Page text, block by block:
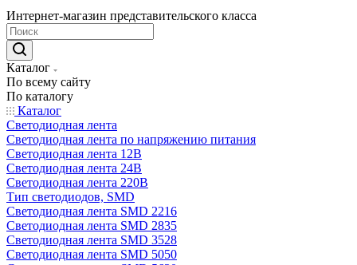
Интернет-магазин представительского класса
Каталог
По всему сайту
По каталогу
Каталог
Светодиодная лента
Светодиодная лента по напряжению питания
Светодиодная лента 12В
Светодиодная лента 24В
Светодиодная лента 220В
Тип светодиодов, SMD
Cветодиодная лента SMD 2216
Светодиодная лента SMD 2835
Светодиодная лента SMD 3528
Светодиодная лента SMD 5050